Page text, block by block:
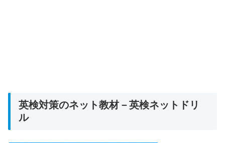
英検対策のネット教材－英検ネットドリ
ル